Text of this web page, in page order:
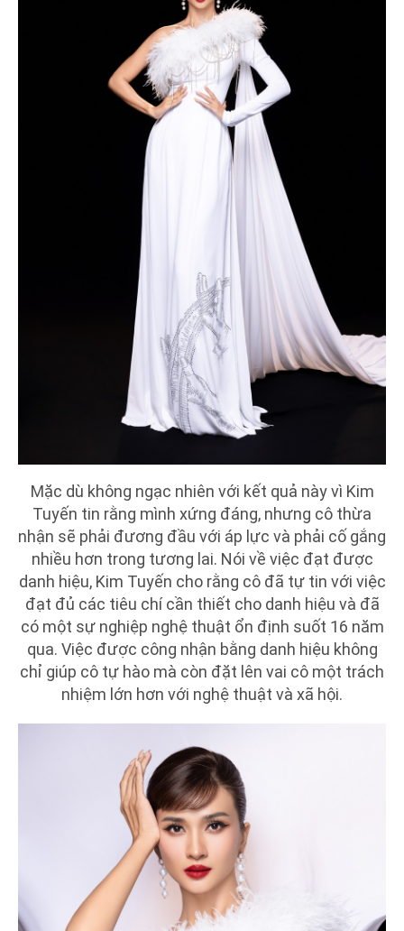
Mặc dù không ngạc nhiên với kết quả này vì Kim
Tuyến tin rằng mình xứng đáng, nhưng cô thừa
nhận sẽ phải đương đầu với áp lực và phải cố gắng
nhiều hơn trong tương lai. Nói về việc đạt được
danh hiệu, Kim Tuyến cho rằng cô đã tự tin với việc
đạt đủ các tiêu chí cần thiết cho danh hiệu và đã
có một sự nghiệp nghệ thuật ổn định suốt 16 năm
qua. Việc được công nhận bằng danh hiệu không
chỉ giúp cô tự hào mà còn đặt lên vai cô một trách
nhiệm lớn hơn với nghệ thuật và xã hội.